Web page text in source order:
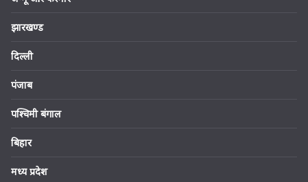
झारखण्ड
दिल्ली
पंजाब
पश्चिमी बंगाल
बिहार
मध्य प्रदेश